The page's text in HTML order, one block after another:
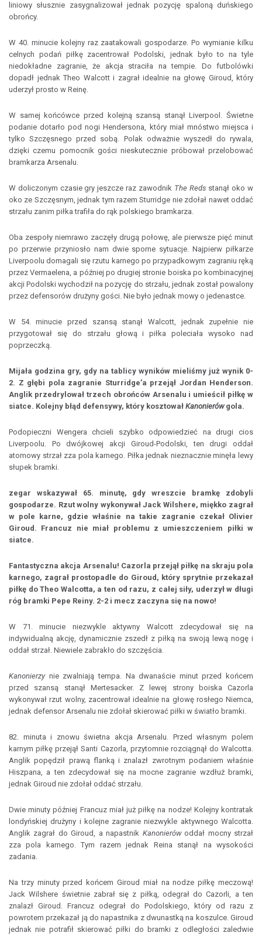
liniowy słusznie zasygnalizował jednak pozycję spaloną duńskiego
obrońcy.
W 40. minucie kolejny raz zaatakowali gospodarze. Po wymianie kilku
celnych podań piłkę zacentrował Podolski, jednak było to na tyle
niedokładne zagranie, że akcja straciła na tempie. Do futbolówki
dopadł jednak Theo Walcott i zagrał idealnie na głowę Giroud, który
uderzył prosto w Reinę.
W samej końcówce przed kolejną szansą stanął Liverpool. Świetne
podanie dotarło pod nogi Hendersona, który miał mnóstwo miejsca i
tylko Szczęsnego przed sobą. Polak odważnie wyszedł do rywala,
dzięki czemu pomocnik gości nieskutecznie próbował przelobować
bramkarza Arsenalu.
W doliczonym czasie gry jeszcze raz zawodnik The Reds stanął oko w
oko ze Szczęsnym, jednak tym razem Sturridge nie zdołał nawet oddać
strzału zanim piłka trafiła do rąk polskiego bramkarza.
Oba zespoły niemrawo zaczęły drugą połowę, ale pierwsze pięć minut
po przerwie przyniosło nam dwie sporne sytuacje. Najpierw piłkarze
Liverpoolu domagali się rzutu karnego po przypadkowym zagraniu ręką
przez Vermaelena, a później po drugiej stronie boiska po kombinacyjnej
akcji Podolski wychodził na pozycję do strzału, jednak został powalony
przez defensorów drużyny gości. Nie było jednak mowy o jedenastce.
W 54. minucie przed szansą stanął Walcott, jednak zupełnie nie
przygotował się do strzału głową i piłka poleciała wysoko nad
poprzeczką.
Mijała godzina gry, gdy na tablicy wyników mieliśmy już wynik 0-
2. Z głębi pola zagranie Sturridge’a przejął Jordan Henderson.
Anglik przedrylował trzech obrońców Arsenalu i umieścił piłkę w
siatce. Kolejny błąd defensywy, który kosztował Kanonierówgola.
Podopieczni Wengera chcieli szybko odpowiedzieć na drugi cios
Liverpoolu. Po dwójkowej akcji Giroud-Podolski, ten drugi oddał
atomowy strzał zza pola karnego. Piłka jednak nieznacznie minęła lewy
słupek bramki.
zegar wskazywał 65. minutę, gdy wreszcie bramkę zdobyli
gospodarze. Rzut wolny wykonywał Jack Wilshere, miękko zagrał
w pole karne, gdzie właśnie na takie zagranie czekał Olivier
Giroud. Francuz nie miał problemu z umieszczeniem piłki w
siatce.
Fantastyczna akcja Arsenalu! Cazorla przejął piłkę na skraju pola
karnego, zagrał prostopadle do Giroud, który sprytnie przekazał
piłkę do Theo Walcotta, a ten od razu, z całej siły, uderzył w długi
róg bramki Pepe Reiny. 2-2 i mecz zaczyna się na nowo!
W 71. minucie niezwykle aktywny Walcott zdecydował się na
indywidualną akcję, dynamicznie zszedł z piłką na swoją lewą nogę i
oddał strzał. Niewiele zabrakło do szczęścia.
Kanonierzynie zwalniają tempa. Na dwanaście minut przed końcem
przed szansą stanął Mertesacker. Z lewej strony boiska Cazorla
wykonywał rzut wolny, zacentrował idealnie na głowę rosłego Niemca,
jednak defensor Arsenalu nie zdołał skierować piłki w światło bramki.
82. minuta i znowu świetna akcja Arsenalu. Przed własnym polem
karnym piłkę przejął Santi Cazorla, przytomnie rozciągnął do Walcotta.
Anglik popędził prawą flanką i znalazł zwrotnym podaniem właśnie
Hiszpana, a ten zdecydował się na mocne zagranie wzdłuż bramki,
jednak Giroud nie zdołał oddać strzału.
Dwie minuty później Francuz miał już piłkę na nodze! Kolejny kontratak
londyńskiej drużyny i kolejne zagranie niezwykle aktywnego Walcotta.
Anglik zagrał do Giroud, a napastnik Kanonierówoddał mocny strzał
zza pola karnego. Tym razem jednak Reina stanął na wysokości
zadania.
Na trzy minuty przed końcem Giroud miał na nodze piłkę meczową!
Jack Wilshere świetnie zabrał się z piłką, odegrał do Cazorli, a ten
znalazł Giroud. Francuz odegrał do Podolskiego, który od razu z
powrotem przekazał ją do napastnika z dwunastką na koszulce. Giroud
jednak nie potrafił skierować piłki do bramki z odległości zaledwie